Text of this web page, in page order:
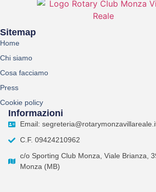
Sitemap
Home
Chi siamo
Cosa facciamo
Press
Cookie policy
Informazioni
Email:
C.F. 09424210962
c/o Sporting Club Monza, Viale Brianza,
Monza (MB)